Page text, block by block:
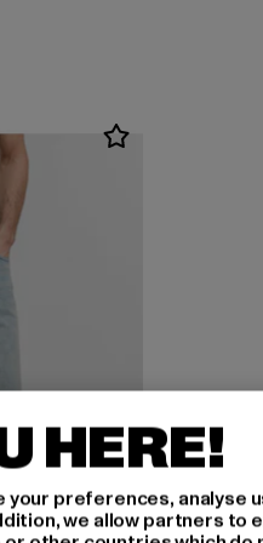
HERE!
preferences, analyse
we allow partners to